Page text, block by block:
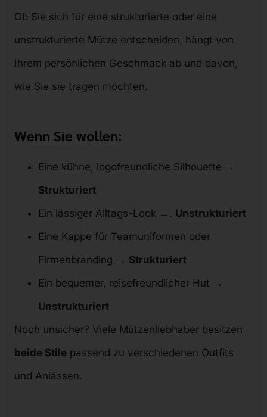
Ob Sie sich für eine strukturierte oder eine
unstrukturierte Mütze entscheiden, hängt von
Ihrem persönlichen Geschmack ab und davon,
wie Sie sie tragen möchten.
Wenn Sie wollen:
Eine kühne, logofreundliche Silhouette →
Strukturiert
Ein lässiger Alltags-Look →. Unstrukturiert
Eine Kappe für Teamuniformen oder
Firmenbranding → Strukturiert
Ein bequemer, reisefreundlicher Hut →
Unstrukturiert
Noch unsicher? Viele Mützenliebhaber besitzen
beide Stile passend zu verschiedenen Outfits
und Anlässen.